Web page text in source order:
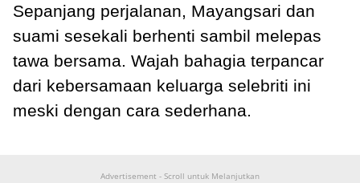
Sepanjang perjalanan, Mayangsari dan
suami sesekali berhenti sambil melepas
tawa bersama. Wajah bahagia terpancar
dari kebersamaan keluarga selebriti ini
meski dengan cara sederhana.
Advertisement - Scroll untuk Melanjutkan